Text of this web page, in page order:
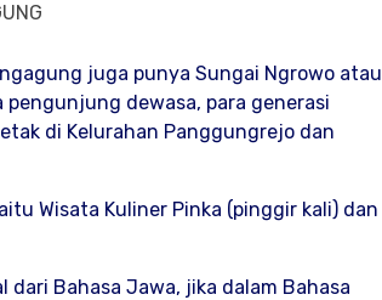
juga punya Sungai Ngrowo atau
pengunjung dewasa, para generasi
di Kelurahan Panggungrejo dan
Wisata Kuliner Pinka (pinggir kali) dan
Bahasa Jawa, jika dalam Bahasa